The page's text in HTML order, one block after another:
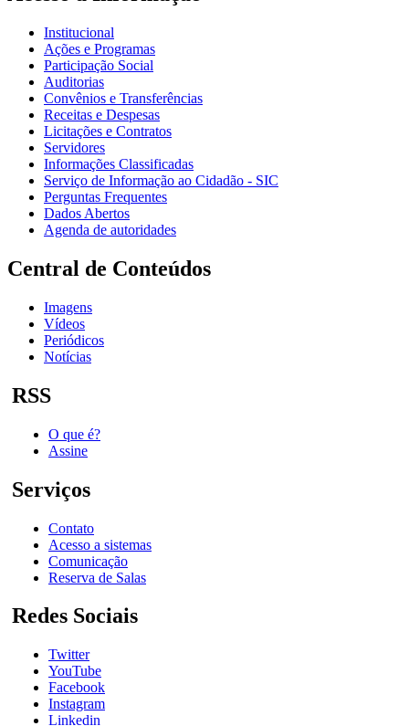
Institucional
Ações e Programas
Participação Social
Auditorias
Convênios e Transferências
Receitas e Despesas
Licitações e Contratos
Servidores
Informações Classificadas
Serviço de Informação ao Cidadão - SIC
Perguntas Frequentes
Dados Abertos
Agenda de autoridades
Central de Conteúdos
Imagens
Vídeos
Periódicos
Notícias
RSS
O que é?
Assine
Serviços
Contato
Acesso a sistemas
Comunicação
Reserva de Salas
Redes Sociais
Twitter
YouTube
Facebook
Instagram
Linkedin